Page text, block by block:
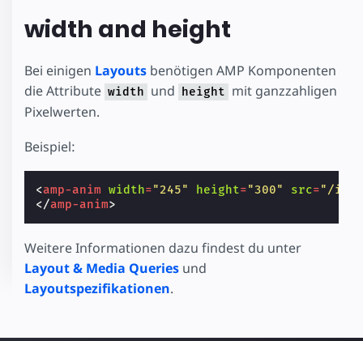
width and height
Bei einigen Layouts benötigen AMP Komponenten
die Attribute width und height mit ganzzahligen
Pixelwerten.
Beispiel:
<amp-anim width="245" height="300" src="/
</amp-anim>
Weitere Informationen dazu findest du unter
Layout & Media Queries und
Layoutspezifikationen.